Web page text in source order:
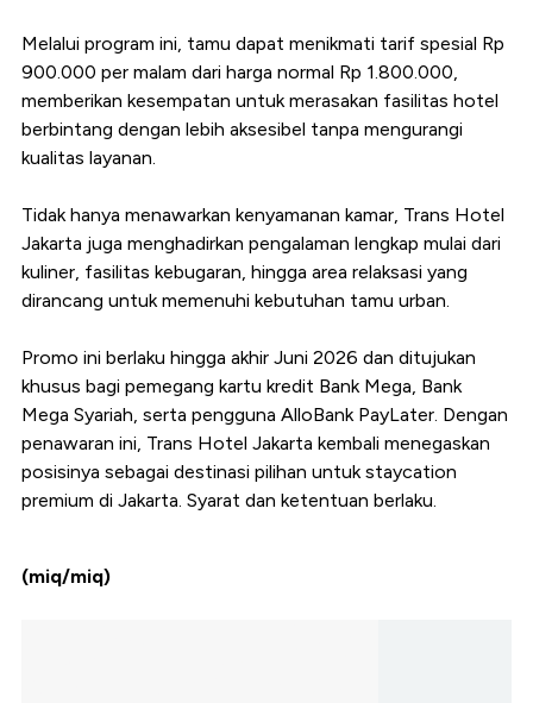
Melalui program ini, tamu dapat menikmati tarif spesial Rp
900.000 per malam dari harga normal Rp 1.800.000,
memberikan kesempatan untuk merasakan fasilitas hotel
berbintang dengan lebih aksesibel tanpa mengurangi
kualitas layanan.
Tidak hanya menawarkan kenyamanan kamar, Trans Hotel
Jakarta juga menghadirkan pengalaman lengkap mulai dari
kuliner, fasilitas kebugaran, hingga area relaksasi yang
dirancang untuk memenuhi kebutuhan tamu urban.
Promo ini berlaku hingga akhir Juni 2026 dan ditujukan
khusus bagi pemegang kartu kredit Bank Mega, Bank
Mega Syariah, serta pengguna AlloBank PayLater. Dengan
penawaran ini, Trans Hotel Jakarta kembali menegaskan
posisinya sebagai destinasi pilihan untuk staycation
premium di Jakarta. Syarat dan ketentuan berlaku.
(miq/miq)